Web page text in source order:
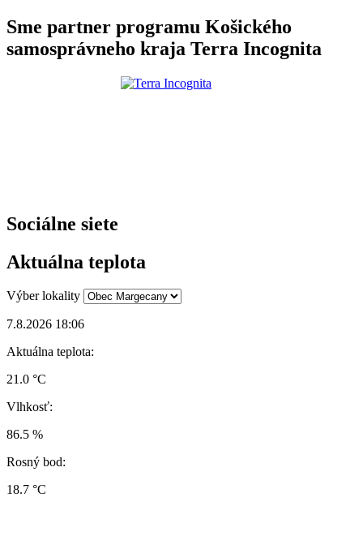
Sme partner programu Košického
samosprávneho kraja Terra Incognita
Sociálne siete
Aktuálna teplota
Výber lokality
7.8.2026 18:06
Aktuálna teplota:
21.0 °C
Vlhkosť:
86.5 %
Rosný bod:
18.7 °C